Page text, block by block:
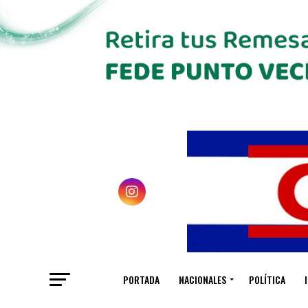
PORTADA NACIONALES POLÍTICA